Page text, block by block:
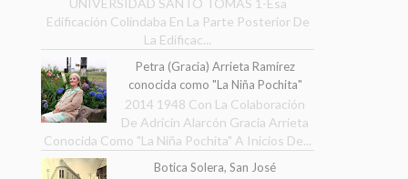
Edificación Colindaba En La Parte Posterior De
La Edificac...
Petra (Gracia) Arrieta Ramírez
conocida como "La Niña Pochita"
2014 1948 Con La Colaboración
De Adricin Alarcón Gracia Arrieta
Conocida Como "La Niña Pochita" A Inicios De...
Botica Solera, San José